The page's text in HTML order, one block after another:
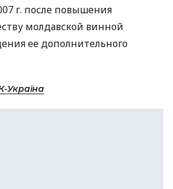
г. после повышения
молдавской винной
ее дополнительного
Україна